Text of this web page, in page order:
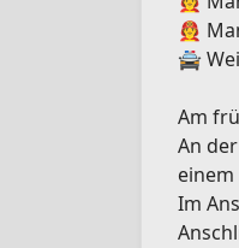
🧑‍🚒
🚔
Am
An
Im